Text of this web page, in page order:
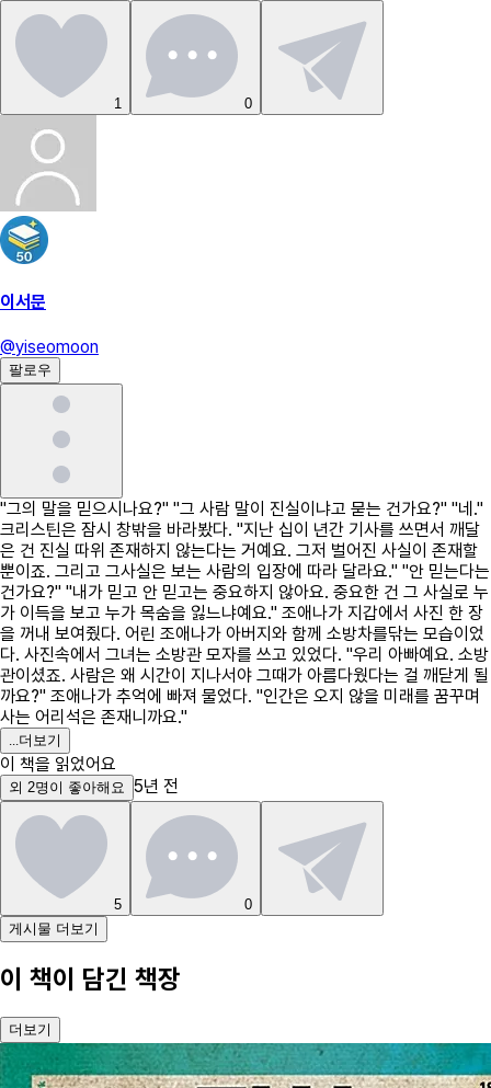
1 0
이서문
@yiseomoon
팔로우
"그의 말을 믿으시나요?" "그 사람 말이 진실이냐고 묻는 건가요?" "네."
크리스틴은 잠시 창밖을 바라봤다. "지난 십이 년간 기사를 쓰면서 깨달
은 건 진실 따위 존재하지 않는다는 거예요. 그저 벌어진 사실이 존재할
뿐이죠. 그리고 그사실은 보는 사람의 입장에 따라 달라요." "안 믿는다는
건가요?" "내가 믿고 안 믿고는 중요하지 않아요. 중요한 건 그 사실로 누
가 이득을 보고 누가 목숨을 잃느냐예요." 조애나가 지갑에서 사진 한 장
을 꺼내 보여줬다. 어린 조애나가 아버지와 함께 소방차를닦는 모습이었
다. 사진속에서 그녀는 소방관 모자를 쓰고 있었다. "우리 아빠예요. 소방
관이셨죠. 사람은 왜 시간이 지나서야 그때가 아름다웠다는 걸 깨닫게 될
까요?" 조애나가 추억에 빠져 물었다. "인간은 오지 않을 미래를 꿈꾸며
사는 어리석은 존재니까요."
더보기
이 책을 읽었어요
외 2명 이 좋아해요 5년 전
5
0
게시물 더보기
이 책이 담긴 책장
더보기